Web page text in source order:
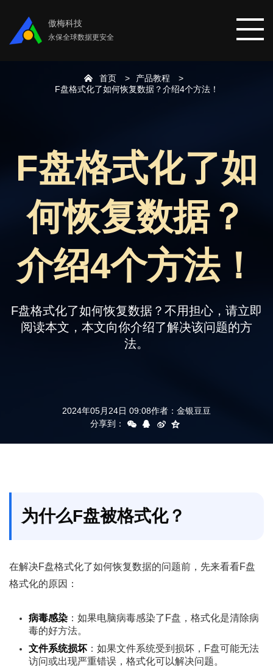
傲梅科技
永保全球数据更安全
数据恢复
数据备份
支持
首页
产品教程
F盘格式化了如何恢复数据？介绍4个方法！
F盘格式化了如
何恢复数据？
介绍4个方法！
F盘格式化了如何恢复数据？不用担心，请立即
阅读本文，本文向你介绍了解决该问题的方
法。
2024年05月24日 09:08作者： 金银豆豆
分享到：
为什么F盘被格式化？
在解决F盘格式化了如何恢复数据的问题前，先来看看F盘
格式化的原因：
病毒感染 ：如果电脑病毒感染了F盘，格式化是清除病
毒的好方法。
文件系统损坏 ：如果文件系统受到损坏，F盘可能无法
访问或出现严重错误，格式化可以解决问题。